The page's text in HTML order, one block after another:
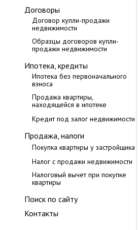
Договоры
Договор купли-продажи
недвижимости
Образцы договоров купли-
продажи недвижимости
Ипотека, кредиты
Ипотека без первоначального
взноса
Продажа квартиры,
находящейся в ипотеке
Кредит под залог недвижимости
Продажа, налоги
Покупка квартиры у застройщика
Налог с продажи недвижимости
Налоговый вычет при покупке
квартиры
Поиск по сайту
Контакты